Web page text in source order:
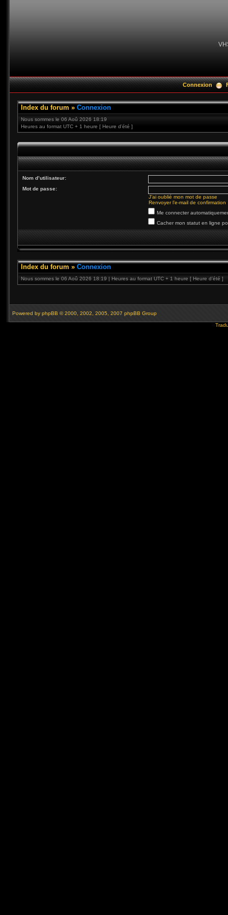
Connexion
Index du forum » Connexion
Nous sommes le 06 Aoû 2026 18:19
Heures au format UTC + 1 heure [ Heure d’été ]
Nom d’utilisateur:
Mot de passe:
J’ai oublié mon mot de passe
Renvoyer l’e-mail de confirmation
Me connecter
Cacher mon statut en ligne
Index du forum » Connexion
Nous sommes le 06 Aoû 2026 18:19 | Heures au format UTC + 1 heure [ Heure d’été ]
Powered by phpBB © 2000, 2002, 2005, 2007 phpBB Group